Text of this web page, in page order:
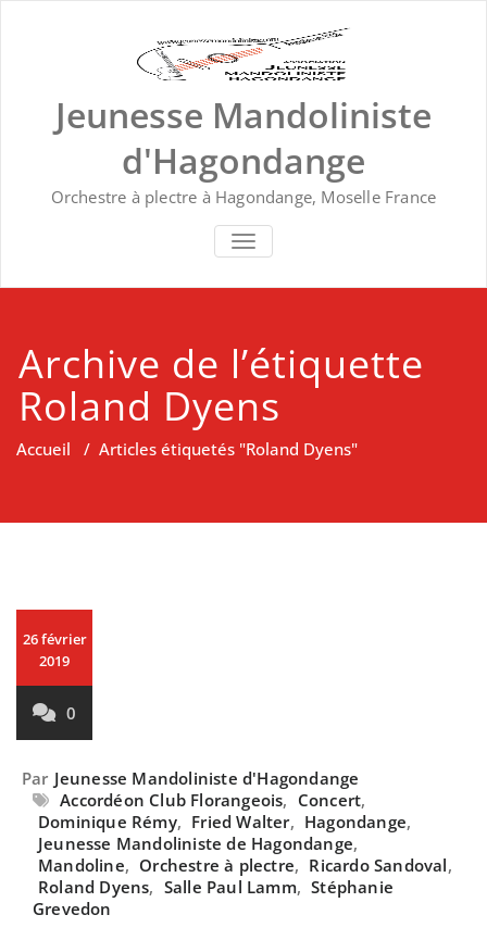
Jeunesse Mandoliniste
d'Hagondange
Orchestre à plectre à Hagondange, Moselle France
TOGGLE NAVIGATION
Archive de l’étiquette
Roland Dyens
Accueil / Articles étiquetés "Roland Dyens"
26 février
2019
0
Par Jeunesse Mandoliniste d'Hagondange
Accordéon Club Florangeois, Concert,
Dominique Rémy, Fried Walter, Hagondange,
Jeunesse Mandoliniste de Hagondange,
Mandoline, Orchestre à plectre, Ricardo Sandoval,
Roland Dyens, Salle Paul Lamm, Stéphanie
Grevedon